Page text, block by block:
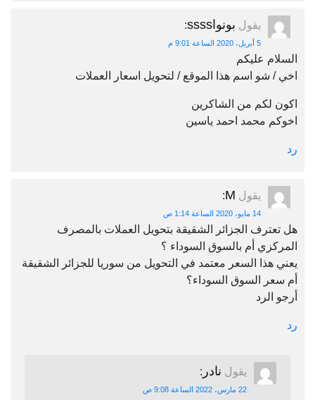
يقول بونواssss :
5 أبريل، 2020 الساعة 9:01 م
السلام عليكم
اخي / شو اسم هذا الموقع / لتحويل اسعار العملات
اكون لكم من الشاكرين
اخوكم محمد احمد ياسين
رد
يقول M
:
14 مايو، 2020 الساعة 1:14 ص
هل تعترف الجزائر الشقيقة بتحويل العملات بالمصرف
المركزي أم بالسوق السوداء ؟
يعني هذا السعر معتمد في التحويل من سوريا للجزائر الشقيقة
أم سعر السوق السوداء؟
أرجو الرد
رد
يقول نادر :
22 مارس، 2022 الساعة 9:08 ص